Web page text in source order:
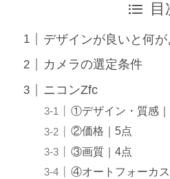
目
デザインが良いと何
カメラの選定条件
ニコンZfc
①デザイン・質感
②価格｜5点
③画質｜4点
④オートフォーカ